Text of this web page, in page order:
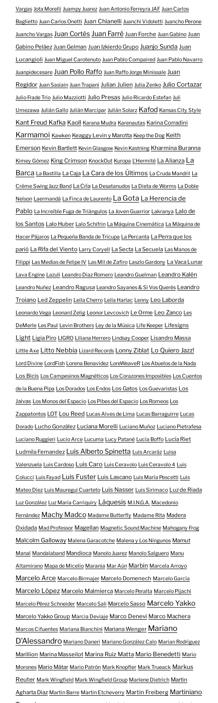
Vargas Jota Morelli Juampy Juarez Juan Antonio Ferreyra JAF Juan Carlos
Baglietto Juan Carlos Onetti Juan Chianelli Juanchi Vidoletti Juancho Perone
Juancho Vargas Juan Cortés Juan Farré Juan Forche Juan Gabino Juan
Gabino Peláez Juan Gelman Juan Izkierdo Grupo Juanjo Sunda Juan
Lucangioli Juan Miguel Carotenuto Juan Pablo Compaired Juan Pablo Navarro
Juanpidecesare Juan Pollo Raffo Juan Raffo Jorge Minissale Juan
Regidor Juan Sasiain Juan Trapani Julian Julien Julia Zenko Julio Cortazar
Julio Frade Trio Julio Mazziotti Julio Presas Julio Ricardo Estefan Juli
Umezawa Julián Gallo Julián Marcipar Julián Solarz Kafod Kansas City Style
Kant Freud Kafka Kaoll Karana Mudra Karenautas Karina Corradini
Karmamoi Kawken Keaggy Levin y Marotta Keep the Dog Keith
Emerson Kevin Bartlett Kevin Glasgow Kevin Kastning Kharmina Buranna
Kimey Gómez King Crimson KnockOut Kuropa L'Hermité La Alianza La
Barca La Bastilla La Caja La Cara de los Últimos La Cruda Mandril La
Créme Swing Jazz Band La Cría La Desatanudos La Dieta de Worms La Doble
Nelson Laermandá La Finca de Laurento La Gota La Herencia de
Pablo La Increíble Fuga de Triángulos La Joven Guarrior Lakranya Lalo de
los Santos Lalo Huber Lalo Schifrin La Máquina Cinemática La Máquina de
Hacer Pájaros La Pequeña Banda de Trícupa La Percanta La Perra que los
parió La Rifa del Viento Larry Coryell La Secta La Secuela Las Manos de
Filippi Las Medias de Felipe IV Las Mil de Zafiro Laszlo Gardony La Vaca Lunar
Lava Engine Lazuli Leandro Diaz Romero Leandro Guelman Leandro Kalén
Leandro Nuñez Leandro Ragusa Leandro Sayanes & Si Vos Querés Leandro
Troiano Led Zeppelin Leila Cherro Leila Harlac Lenny Leo Laborda
Leonardo Vega Leonard Zelig Leonor Levcovich Le Orme Leo Zanco Les
DeMerle Les Paul Levin Brothers Ley de la Música Life Keeper Lifesigns
Light Ligia Piro LIGRO Liliana Herrero Lindsay Cooper Lisandro Massa
Little Axe Litto Nebbia Lizard Records Lonny Ziblat Lo Quiero Jazz!
Lord Divine LordFish Lorena Benavidez LoreWeaveR Los Abuelos de la Nada
Los Bicis Los Campesinos Magnéticos Los Corazones Imposibles Los Cuentos
de la Buena Pipa Los Dorados Los Endos Los Gatos Los Guevaristas Los
Jaivas Los Monos del Espacio Los Pibes del Espacio Los Romeos Los
Zappatontos LOT Lou Reed Lucas Alves de Lima Lucas Barraguirre Lucas
Dorado Lucho González Luciana Morelli Luciano Muñoz Luciano Pietrafesa
Luciano Ruggieri Lucio Arce Lucuma Lucy Patané Lucía Boffo Lucía Riet
Ludmila Fernandez Luis Alberto Spinetta Luis Arcaráz Luisa
Valenzuela Luis Cardoso Luis Caro Luis Ceravolo Luis Ceravolo 4 Luis
Colucci Luis Fayad Luis Fuster Luis Lascano Luis María Pescetti Luis
Mateo Díez Luis Mauregui Cuarteto Luis Nasser Luis Sirimaco Luz de Riada
Luz González Luz Maria Carriquiry Láquesis M.I.N.G.A. Macedonio
Fernández Machy Madco Madame Butterfly Madame Rita Madera
Oxidada Mad Professor Magellan Magnetic Sound Machine Mahogany Frog
Malcolm Galloway Malena Garacotche Malena y Los Ningunos Mamut
Manal Mandalaband Mandioca Manolo Juarez Manolo Salguero Manu
Altamirano Mapa de Micelio Marania Mar Aún Marbin Marcela Arroyo
Marcelo Arce Marcelo Birmajer Marcelo Domenech Marcelo García
Marcelo López Marcelo Malmierca Marcelo Peralta Marcelo Pijachi
Marcelo Pérez Schneider Marcelo Sali Marcelo Sasso Marcelo Yakko
Marcelo Yakko Group Marcia Deviaje Marco Denevi Marco Machera
Marcos Cifuentes Mariana Bianchini Mariana Wenger Mariano
D'Alessandro Mariano Daneri Mariano González Calo Marian Rodríguez
Marillion Marina Masseilot Marina Ruiz Matta Mario Benedetti Mario
Morones Mario Mátar Mario Patrón Mark Knopfler Mark Trueack Markus
Reuter Mark Wingfield Mark Wingfield Group Marlene Dietrich Martin
Agharta Diaz Martin Barre Martin Etcheverry Martin Freiberg Martiniano